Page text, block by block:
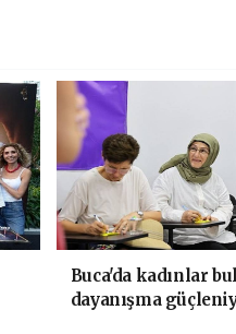
Buca'da kadınlar
dayanışma